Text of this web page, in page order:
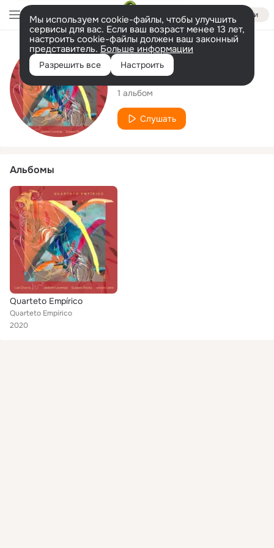
Войти
Мы используем cookie-файлы, чтобы улучшить
сервисы для вас. Если ваш возраст менее 13 лет,
настроить cookie-файлы должен ваш законный
представитель. Больше информации
Разрешить все Настроить
Исполнитель
Quarteto Empírico
1 альбом
Слушать
Альбомы
Quarteto Empírico
Quarteto Empírico
2020